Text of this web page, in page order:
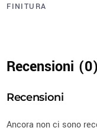
FINITURA
Recensioni (0)
Recensioni
Ancora non ci sono